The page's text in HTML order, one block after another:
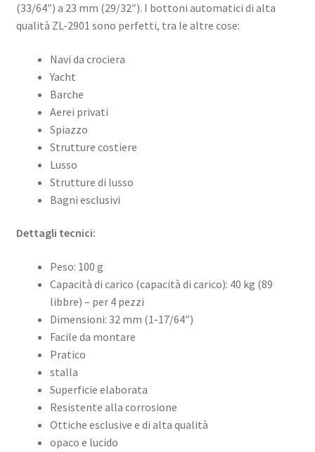
(33/64″) a 23 mm (29/32″). I bottoni automatici di alta
qualità ZL-2901 sono perfetti, tra le altre cose:
Navi da crociera
Yacht
Barche
Aerei privati
Spiazzo
Strutture costiere
Lusso
Strutture di lusso
Bagni esclusivi
Dettagli tecnici:
Peso: 100 g
Capacità di carico (capacità di carico): 40 kg (89
libbre) – per 4 pezzi
Dimensioni: 32 mm (1-17/64″)
Facile da montare
Pratico
stalla
Superficie elaborata
Resistente alla corrosione
Ottiche esclusive e di alta qualità
opaco e lucido